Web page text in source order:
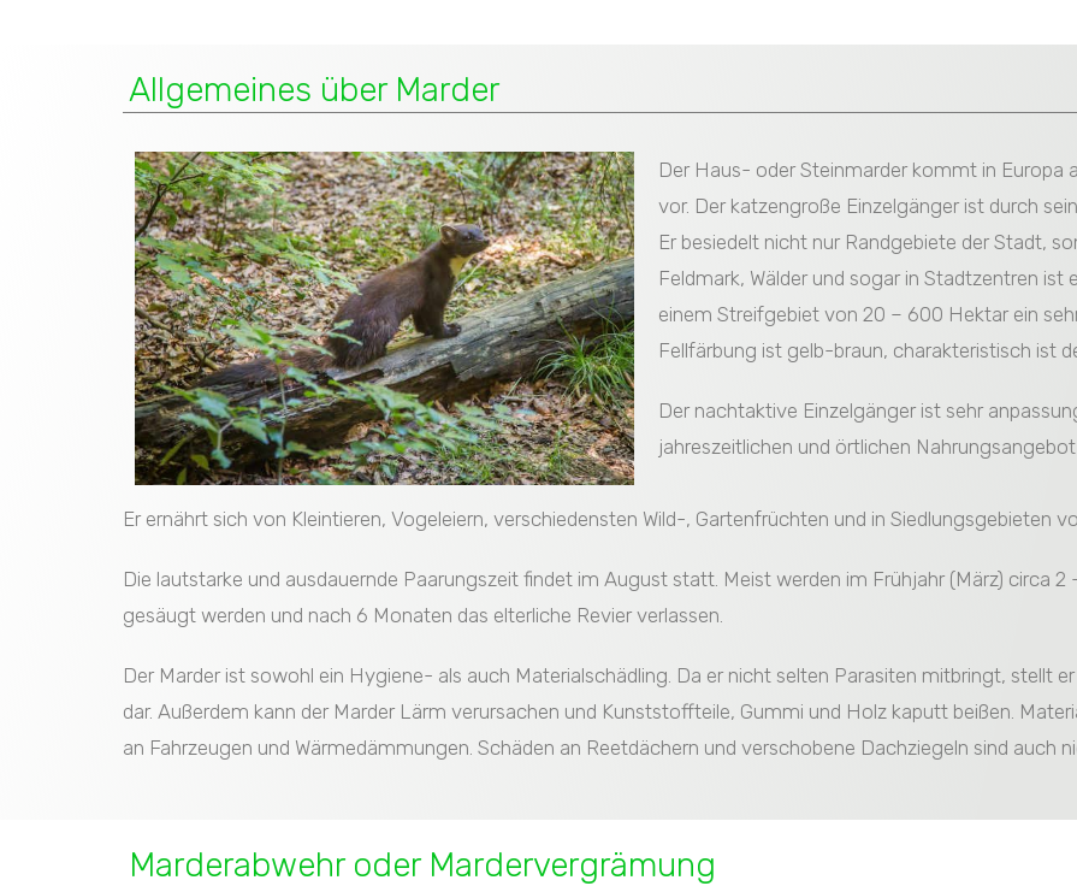
Allgemeines über Marder
Der Haus- oder Steinmarder kommt in Europa
vor. Der katzengroße Einzelgänger ist durch
Er besiedelt nicht nur Randgebiete der Stadt,
Feldmark, Wälder und sogar in Stadtzentren
einem Streifgebiet von 20 – 600 Hektar ein
Fellfärbung ist gelb-braun, charakteristisch ist
Der nachtaktive Einzelgänger ist sehr
jahreszeitlichen und örtlichen
Er ernährt sich von Kleintieren, Vogeleiern, verschiedensten Wild-, Gartenfrüchten und in Siedlungsgebieten
Die lautstarke und ausdauernde Paarungszeit findet im August statt. Meist werden im Frühjahr (März) circa
gesäugt werden und nach 6 Monaten das elterliche Revier verlassen.
Der Marder ist sowohl ein Hygiene- als auch Materialschädling. Da er nicht selten Parasiten mitbringt, stellt
dar. Außerdem kann der Marder Lärm verursachen und Kunststoffteile, Gummi und Holz kaputt beißen.
an Fahrzeugen und Wärmedämmungen. Schäden an Reetdächern und verschobene Dachziegeln sind auch
Marderabwehr oder Mardervergrämung